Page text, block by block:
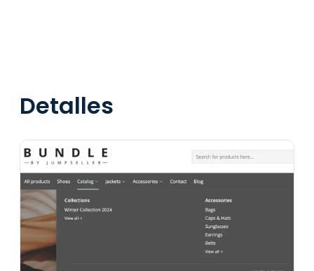
Detalles